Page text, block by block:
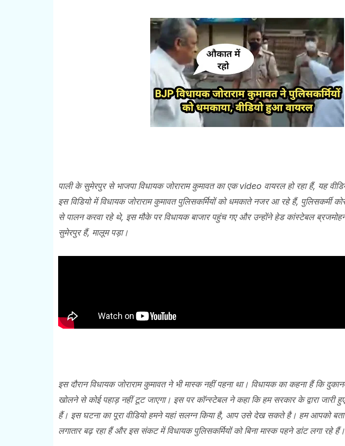
पाली के सुमेरपुर से भाजपा विधायक जोराराम कुमावत का एक video वायरल हो रहा हैं, यह
इस विडियो में विधायक जोराराम कुमावत पुलिसकर्मियों को धमकाते नजर आ रहे हैं, पुलिसकर्मी
से पालन करवा रहे थे, इस मौके पर विधायक बाजार पहुंच गए और उन्होंने हेड कांस्टेबल
सुमेरपुर हैं, मालूम पड़ा।
इस दौरान विधायक जोराराम कुमावत ने भी मास्क नहीं पहना था। विधायक का कहना हैं कि
खोलने से कोई पहाड़ नहीं टूट जाएगा। इस पर कॉन्स्टेबल ने कहा कि हम सरकार के द्वारा जारी
हैं। इस घटना का पूरा वीडियो हमने यहां सलग्न किया है, आप उसे देख सकते है। हम आपको बता
लगातार बढ़ रहा हैं और इस संकट में विधायक पुलिसकर्मियों को बिना मास्क पहने डांट लगा रहे हैं।